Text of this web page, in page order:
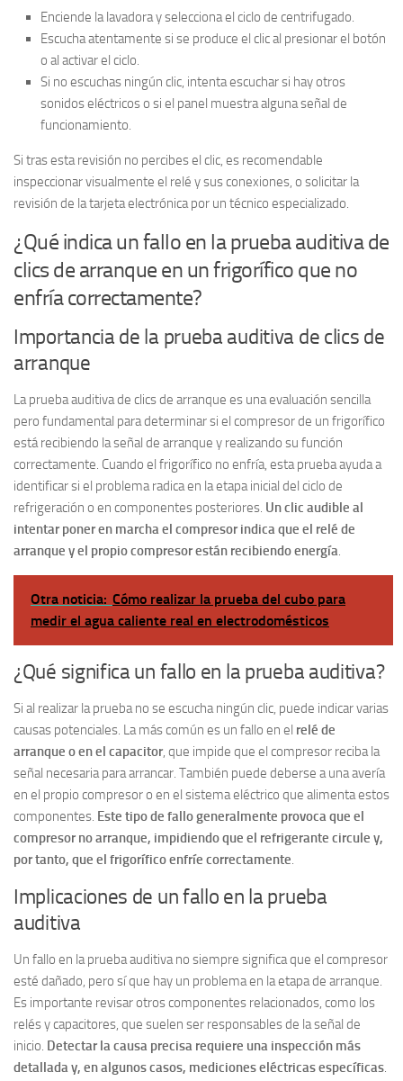
Enciende la lavadora y selecciona el ciclo de centrifugado.
Escucha atentamente si se produce el clic al presionar el botón
o al activar el ciclo.
Si no escuchas ningún clic, intenta escuchar si hay otros
sonidos eléctricos o si el panel muestra alguna señal de
funcionamiento.
Si tras esta revisión no percibes el clic, es recomendable
inspeccionar visualmente el relé y sus conexiones, o solicitar la
revisión de la tarjeta electrónica por un técnico especializado.
¿Qué indica un fallo en la prueba auditiva de
clics de arranque en un frigorífico que no
enfría correctamente?
Importancia de la prueba auditiva de clics de
arranque
La prueba auditiva de clics de arranque es una evaluación sencilla
pero fundamental para determinar si el compresor de un frigorífico
está recibiendo la señal de arranque y realizando su función
correctamente. Cuando el frigorífico no enfría, esta prueba ayuda a
identificar si el problema radica en la etapa inicial del ciclo de
refrigeración o en componentes posteriores. Un clic audible al
intentar poner en marcha el compresor indica que el relé de
arranque y el propio compresor están recibiendo energía.
Otra noticia: Cómo realizar la prueba del cubo para
medir el agua caliente real en electrodomésticos
¿Qué significa un fallo en la prueba auditiva?
Si al realizar la prueba no se escucha ningún clic, puede indicar varias
causas potenciales. La más común es un fallo en el relé de
arranque o en el capacitor, que impide que el compresor reciba la
señal necesaria para arrancar. También puede deberse a una avería
en el propio compresor o en el sistema eléctrico que alimenta estos
componentes. Este tipo de fallo generalmente provoca que el
compresor no arranque, impidiendo que el refrigerante circule y,
por tanto, que el frigorífico enfríe correctamente.
Implicaciones de un fallo en la prueba
auditiva
Un fallo en la prueba auditiva no siempre significa que el compresor
esté dañado, pero sí que hay un problema en la etapa de arranque.
Es importante revisar otros componentes relacionados, como los
relés y capacitores, que suelen ser responsables de la señal de
inicio. Detectar la causa precisa requiere una inspección más
detallada y, en algunos casos, mediciones eléctricas específicas.